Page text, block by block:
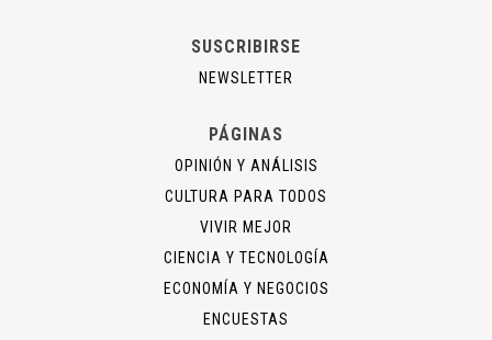
SUSCRIBIRSE
NEWSLETTER
PÁGINAS
OPINIÓN Y ANÁLISIS
CULTURA PARA TODOS
VIVIR MEJOR
CIENCIA Y TECNOLOGÍA
ECONOMÍA Y NEGOCIOS
ENCUESTAS